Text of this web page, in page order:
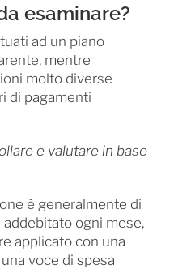
esaminare?
ad un piano
mentre
molto diverse
di pagamenti
e valutare in base
è generalmente di
ogni mese,
applicato con una
voce di spesa